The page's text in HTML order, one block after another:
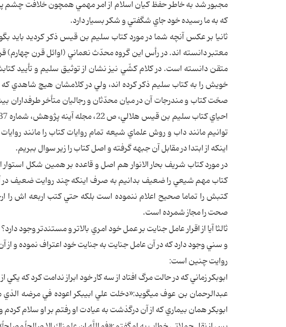
كه به ما رسيده خود جاي شگفتي و شكر بسيار دارد.
ثانيا بر عكس آنچه شما در مورد كتاب سليم بن قيس ذكر كرديد بايد
معتبر دانسته اند. در رأس اين گروه محدّث نعماني (اوائل قرن چهارم)
متقن دانسته است. در كلام كشّي نيز نشان از توثيق سليم و
خويش را به كتاب سليم ذكر كرده اند، ولي در كلامشان هيچ شاهدي كه
صحّت كتاب و مندرجات آن در ميان محدّثان و رجاليان متأخر طرفداران
توانيم مانند داب و روش علماي شيعه تمام روايات كتاب را مانند
اينكه از ابتدا در مقابل آن جبهه گرفته و اصل كتاب را زير سوال ببريم.
در مورد كتاب شريف بحار الانوار هم اصل و قاعده بر همين شكل استوار
كتاب مهم شيعي را ضعيف بدانيم به صرف اينكه چند روايت ضعيف
كتبش را تماما صحيح اعلام ننموده است بلكه حتي كتب اربعه اش
صحت را مجاز شمرده است.
ثالثا آيا از اقرار عامل جنايت بر عمل خود امري بالاتر و مستندتر
و سني وجود دارد كه در آن عامل جنايت به جنايت خود اعتراف نموده و از
روايت چنين است:
ابوبكر زماني كه در حالت مرگ افتاد از سه كار خود ابراز ندامت كرد كه
عبدالرحمان بن عوف مي‏گويد:«دخلت علي ابي‏بكر اعوده في مرضه
ابوبكر همان بيماري كه از آن درگذشت به عيادت او رفتم بر او سلام كردم